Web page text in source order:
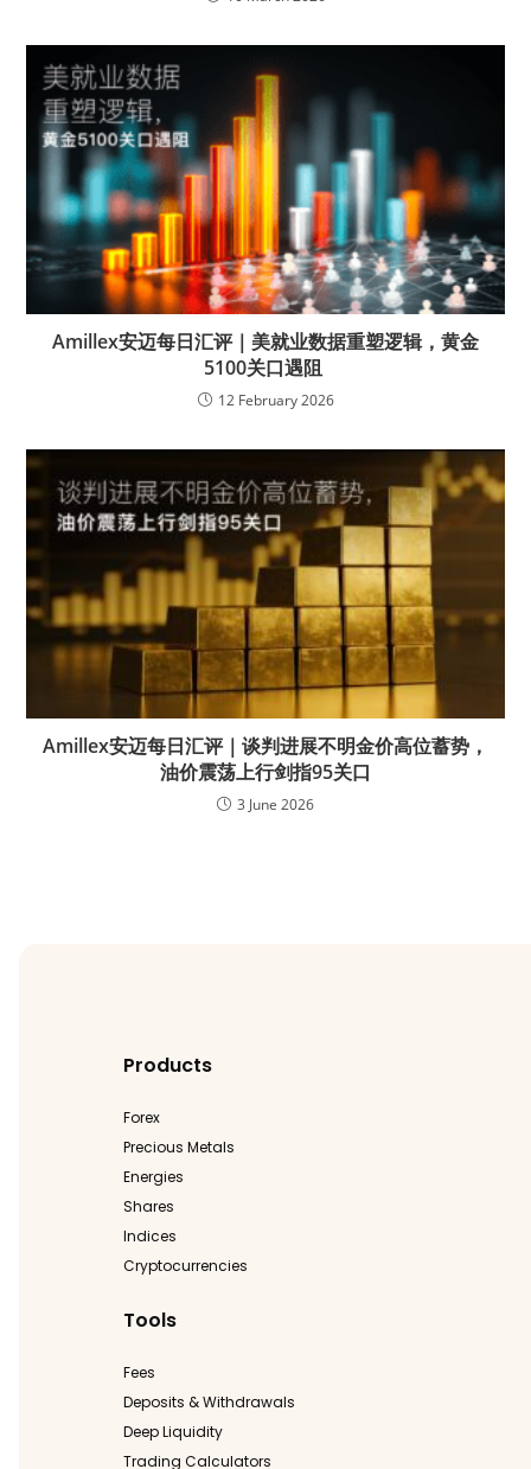
Amillex安迈每日汇评｜美就业数据重塑逻辑，黄金
5100关口遇阻
12 February 2026
Amillex安迈每日汇评｜谈判进展不明金价高位蓄势，
油价震荡上行剑指95关口
3 June 2026
Products
Forex
Precious Metals
Energies
Shares
Indices
Cryptocurrencies
Tools
Fees
Deposits & Withdrawals
Deep Liquidity
Trading Calculators